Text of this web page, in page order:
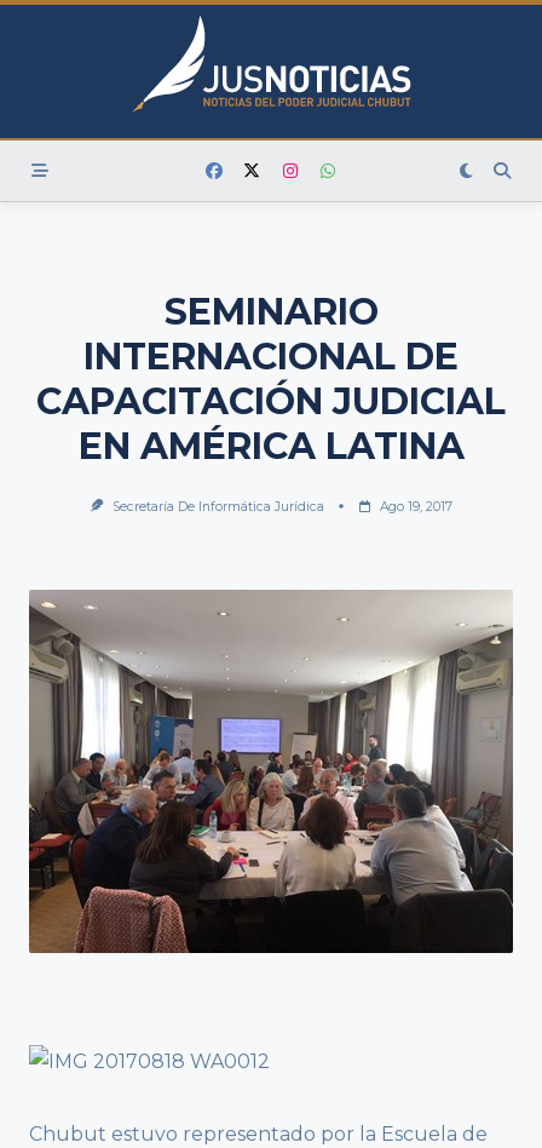
Skip
SEMINARIO
INTERNACIONAL DE
CAPACITACIÓN JUDICIAL
EN AMÉRICA LATINA
Secretaría De Informática Jurídica Ago 19, 2017
Chubut estuvo representado por la Escuela de